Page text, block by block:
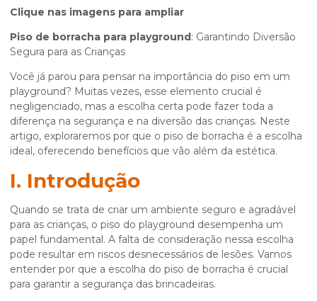
Clique nas imagens para ampliar
Piso de borracha para playground: Garantindo Diversão
Segura para as Crianças
Você já parou para pensar na importância do piso em um
playground? Muitas vezes, esse elemento crucial é
negligenciado, mas a escolha certa pode fazer toda a
diferença na segurança e na diversão das crianças. Neste
artigo, exploraremos por que o piso de borracha é a escolha
ideal, oferecendo benefícios que vão além da estética.
I. Introdução
Quando se trata de criar um ambiente seguro e agradável
para as crianças, o piso do playground desempenha um
papel fundamental. A falta de consideração nessa escolha
pode resultar em riscos desnecessários de lesões. Vamos
entender por que a escolha do piso de borracha é crucial
para garantir a segurança das brincadeiras.